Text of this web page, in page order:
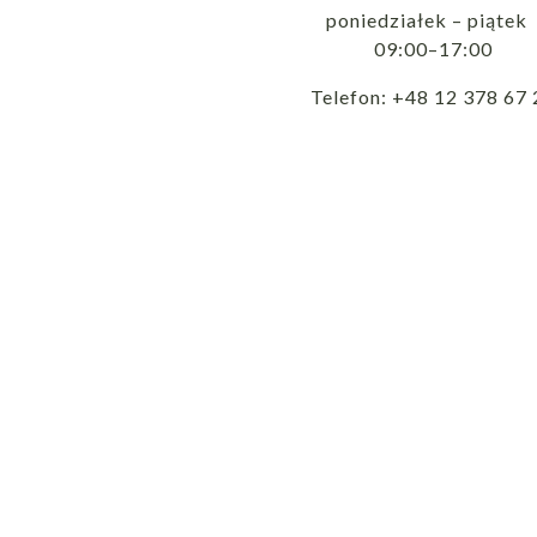
poniedziałek – piątek
09:00–17:00
Telefon: +48 12 378 67